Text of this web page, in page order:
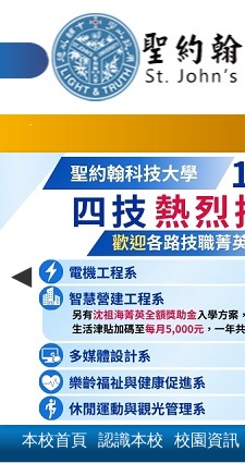
容
本校首頁 認識本校 校園資訊